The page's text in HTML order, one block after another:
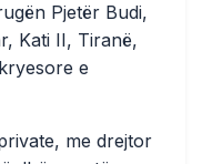
Pjetër Budi,
Kati II, Tiranë,
e
me drejtor